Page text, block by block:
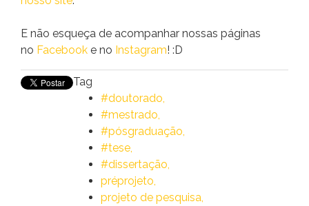
E não esqueça de acompanhar nossas páginas
no Facebook e no Instagram! :D
Tag
#doutorado
#mestrado
#pósgraduação
#tese
#dissertação
préprojeto
projeto de pesquisa